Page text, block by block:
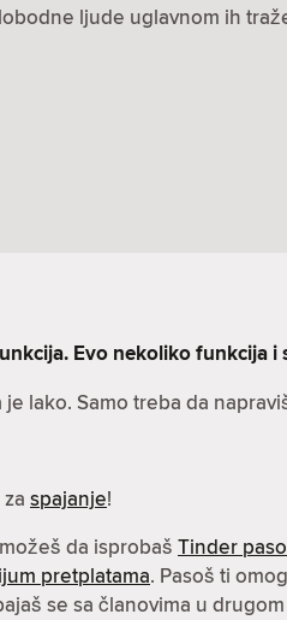
ljude uglavnom ih
Evo nekoliko funkcija
lako. Samo treba da
spajanje!
da isprobaš Tinder
pretplatama. Pasoš ti
se sa članovima u